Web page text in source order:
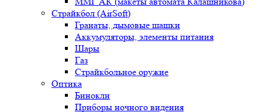
Страйкбол (AirSoft)
Гранаты, дымовые шашки
Аккумуляторы, элементы питания
Шары
Газ
Страйкбольное оружие
Оптика
Бинокли
Приборы ночного видения